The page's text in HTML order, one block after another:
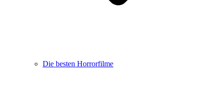
Die besten Horrorfilme